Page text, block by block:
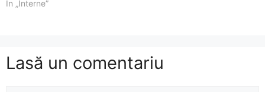
În „Interne”
Lasă un comentariu